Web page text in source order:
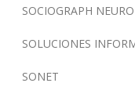
SOCIOGRAPH
SOLUCIONES
SONET